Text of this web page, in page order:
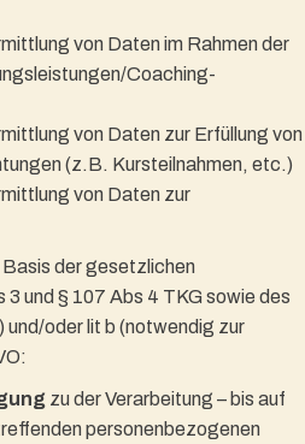
von Daten im Rahmen der
Coaching-
von Daten zur Erfüllung von
(z.B. Kursteilnahmen, etc.)
von Daten zur
der gesetzlichen
und § 107 Abs 4 TKG sowie des
und/oder lit b (notwendig zur
zu der Verarbeitung – bis auf
personenbezogenen